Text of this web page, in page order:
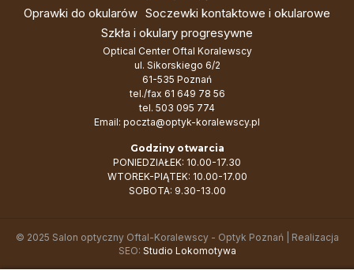
Oprawki do okularów Soczewki kontaktowe i okularowe
Szkła i okulary progresywne
Optical Center Oftal Koralewscy
ul. Sikorskiego 6/2
61-535 Poznań
tel./fax 61 649 78 56
tel. 503 095 774
Email: poczta@optyk-koralewscy.pl
Godziny otwarcia
PONIEDZIAŁEK: 10.00-17.30
WTOREK-PIĄTEK: 10.00-17.00
SOBOTA: 9.30-13.00
© 2025 Salon optyczny Oftal-Koralewscy - Optyk Poznań | Realizacja
SEO: Studio Lokomotywa